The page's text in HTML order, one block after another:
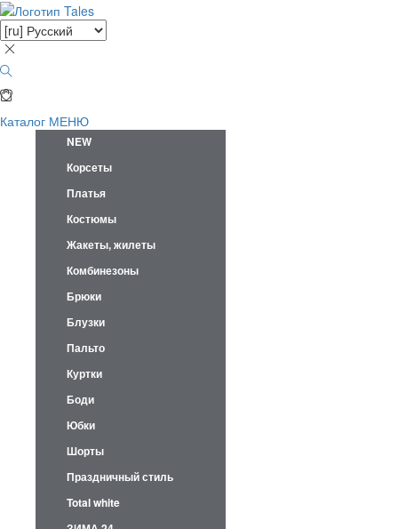
Каталог МЕНЮ
NEW
Корсеты
Платья
Костюмы
Жакеты, жилеты
Комбинезоны
Брюки
Блузки
Пальто
Куртки
Боди
Юбки
Шорты
Праздничный стиль
Total white